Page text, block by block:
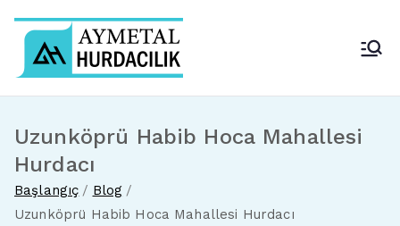
Uzunköprü Habib Hoca Mahallesi
Hurdacı
Başlangıç
Blog
Uzunköprü Habib Hoca Mahallesi Hurdacı